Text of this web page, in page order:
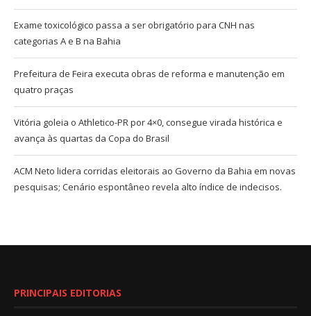
Exame toxicológico passa a ser obrigatório para CNH nas
categorias A e B na Bahia
Prefeitura de Feira executa obras de reforma e manutenção em
quatro praças
Vitória goleia o Athletico-PR por 4×0, consegue virada histórica e
avança às quartas da Copa do Brasil
ACM Neto lidera corridas eleitorais ao Governo da Bahia em novas
pesquisas; Cenário espontâneo revela alto índice de indecisos.
PRINCIPAIS EDITORIAS